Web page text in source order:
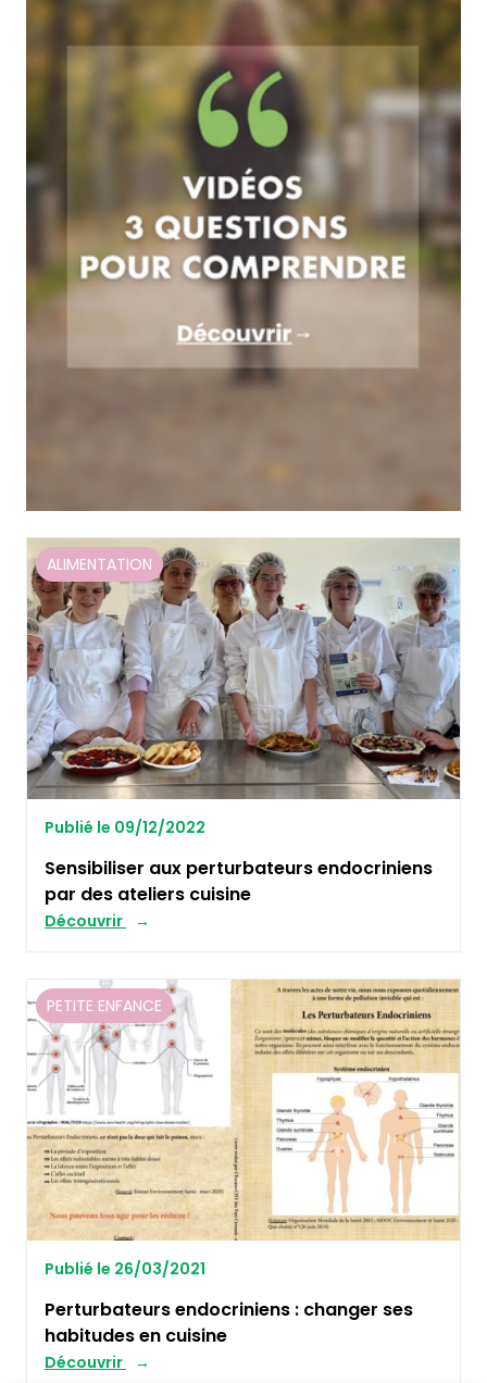
ALIMENTATION
Publié le 09/12/2022
Sensibiliser aux perturbateurs endocriniens
par des ateliers cuisine
Découvrir
PETITE ENFANCE
Publié le 26/03/2021
Perturbateurs endocriniens : changer ses
habitudes en cuisine
Découvrir